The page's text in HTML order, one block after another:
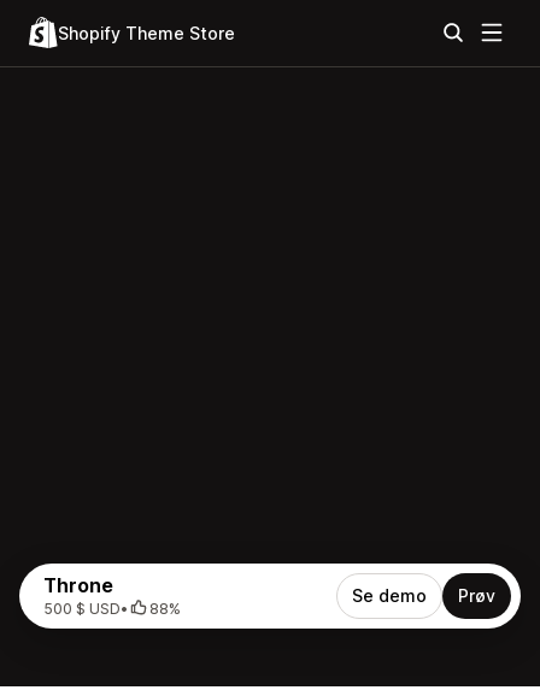
Shopify Theme Store
Throne
500 $ USD• 88%
Se demo Prøv